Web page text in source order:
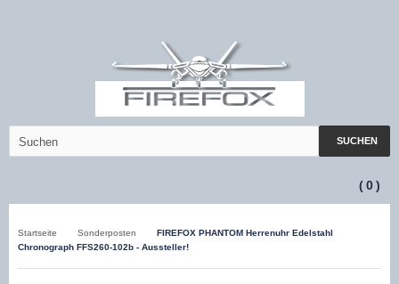
SUCHEN
(0)
Startseite Sonderposten
FIREFOX PHANTOM Herrenuhr Edelstahl
Chronograph FFS260-102b - Aussteller!